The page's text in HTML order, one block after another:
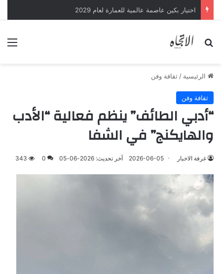
اختيار بكين عاصمة عالمية للعمارة لعام 2029
بحث عن
الرئيسية / ثقافة وفن
ثقافة وفن
“أدبي الطائف” ينظم فعالية “الأدب
والهايكنج” في الشفا
غرفة الاخبار 2026-06-05 آخر تحديث: 2026-06-05 0
343